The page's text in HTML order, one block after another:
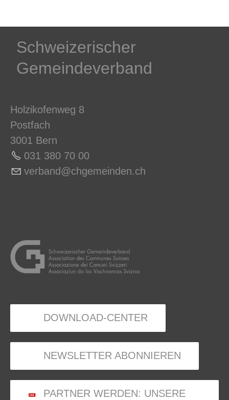
Schweizerischer
Gemeindeverband
Holzikofenweg 8
Postfach
3001 Bern
031 380 70 00
v rb nd chg m nd n ch
DOWNLOAD-CENTER
NEWSLETTER ABONNIEREN
PARTNER WERDEN: UNSERE